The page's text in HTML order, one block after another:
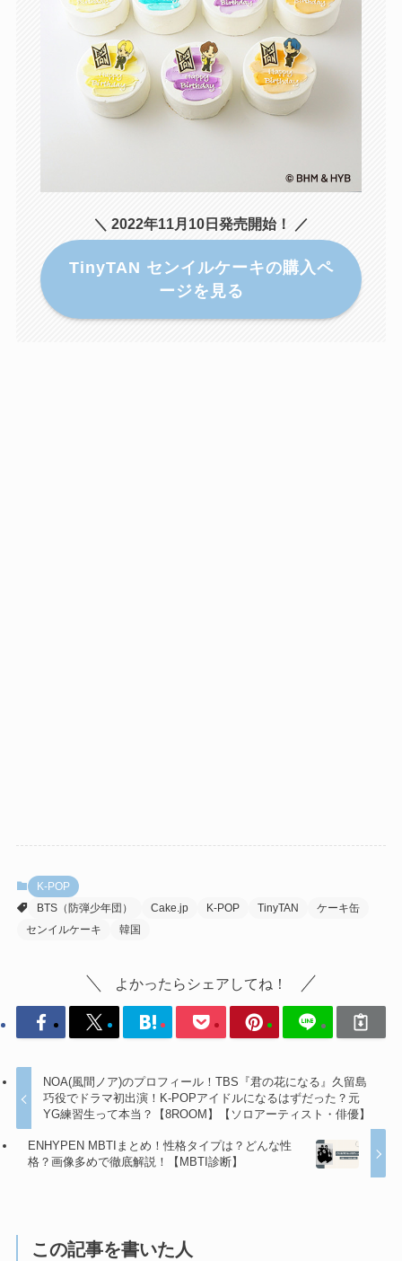
＼ 2022年11月10日発売開始！ ／
TinyTAN センイルケーキの購入ペ
ージを見る
K-POP
BTS（防弾少年団）
Cake.jp K-POP TinyTAN
ケーキ缶
センイルケーキ
韓国
よかったらシェアしてね！
NOA(風間ノア)のプロフィール！TBS『君の花になる』久留島
巧役でドラマ初出演！K-POPアイドルになるはずだった？元
YG練習生って本当？【8ROOM】【ソロアーティスト・俳優】
ENHYPEN MBTIまとめ！性格タイプは？どんな性
格？画像多めで徹底解説！【MBTI診断】
この記事を書いた人